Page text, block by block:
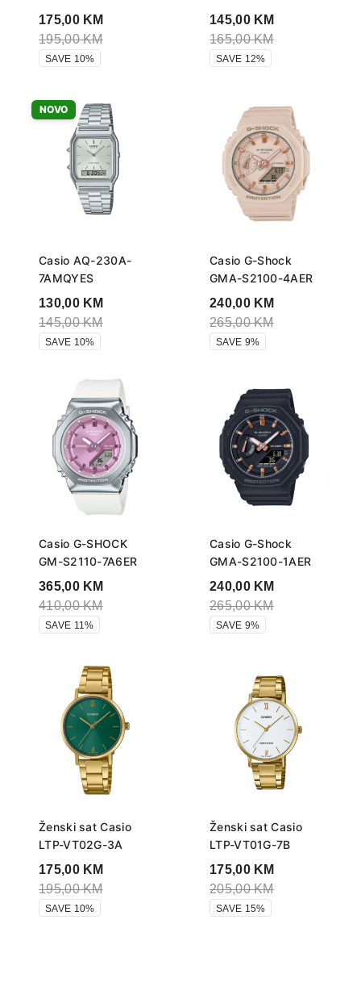
175,00 KM
195,00KM
SAVE 10%
145,00 KM
165,00KM
SAVE 12%
NOVO
Casio AQ-230A-
7AMQYES
130,00 KM
145,00KM
SAVE 10%
Casio G-Shock
GMA-S2100-4AER
240,00 KM
265,00KM
SAVE 9%
Casio G-SHOCK
GM-S2110-7A6ER
365,00 KM
410,00KM
SAVE 11%
Casio G-Shock
GMA-S2100-1AER
240,00 KM
265,00KM
SAVE 9%
Ženski sat Casio
LTP-VT02G-3A
175,00 KM
195,00KM
SAVE 10%
Ženski sat Casio
LTP-VT01G-7B
175,00 KM
205,00KM
SAVE 15%